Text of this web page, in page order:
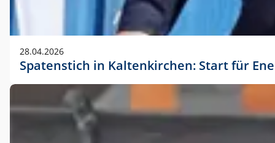
28.04.2026
Spatenstich in Kaltenkirchen: Start für